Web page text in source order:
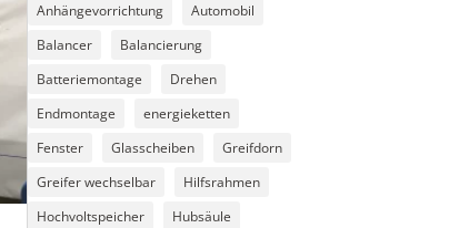
Anhängevorrichtung
Automobil
Balancer
Balancierung
Batteriemontage
Drehen
Endmontage
energieketten
Fenster
Glasscheiben
Greifdorn
Greifer wechselbar
Hilfsrahmen
Hochvoltspeicher
Hubsäule